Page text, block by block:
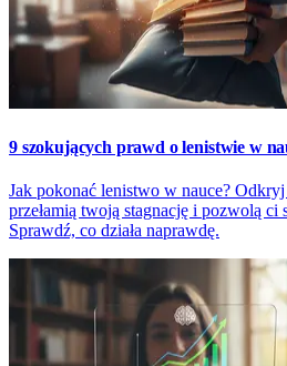
9 szokujących prawd o lenistwie w
Jak pokonać lenistwo w nauce?
przełamią twoją stagnację i pozwolą ci
Sprawdź, co działa naprawdę.